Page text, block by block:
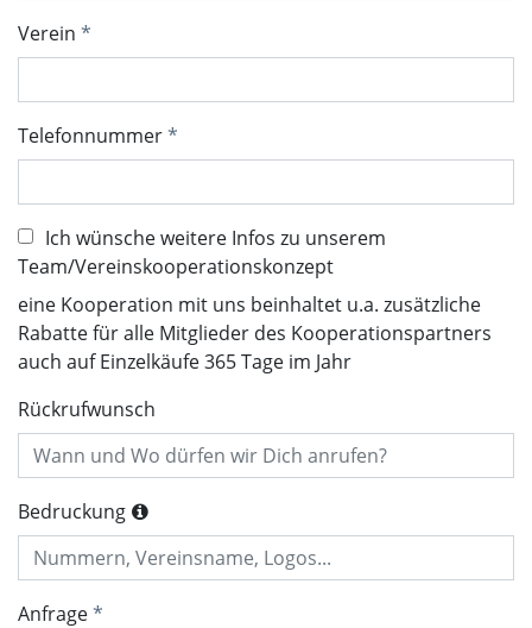
Verein
Telefonnummer
Ich wünsche weitere Infos zu unserem
Team/Vereinskooperationskonzept
eine Kooperation mit uns beinhaltet u.a. zusätzliche
Rabatte für alle Mitglieder des Kooperationspartners
auch auf Einzelkäufe 365 Tage im Jahr
Rückrufwunsch
Bedruckung
Anfrage